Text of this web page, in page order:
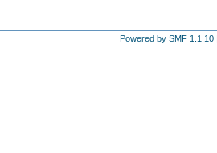
Powered by SMF 1.1.10